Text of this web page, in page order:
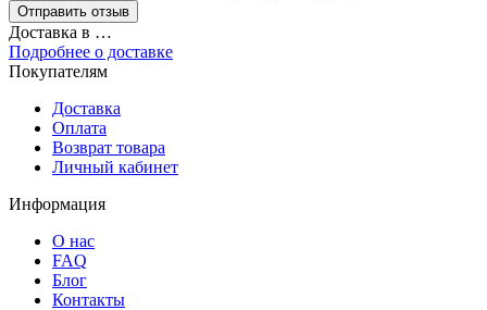
Доставка в …
Подробнее о доставке
Покупателям
Доставка
Оплата
Возврат товара
Личный кабинет
Информация
О нас
FAQ
Блог
Контакты